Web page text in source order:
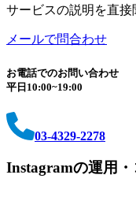
サービスの説明を直接
メールで問合わせ
お電話でのお問い合わせ
平日10:00~19:00
03-4329-2278
Instagramの運用